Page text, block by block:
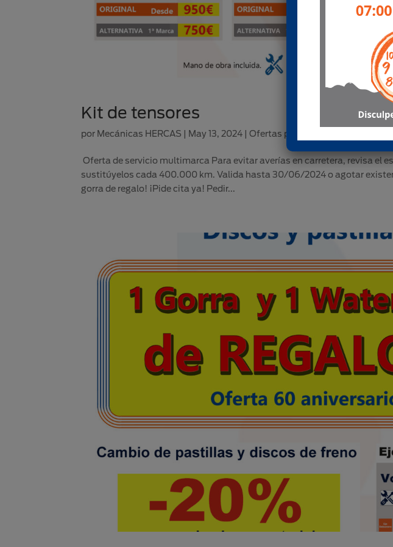
Kit de tensores
por Mecánicas HERCAS May 13, 2024| Ofertas posventa
Oferta de servicio multimarca Para evitar averías en carretera, revisa el
sustitúyelos cada 400.000 km. Valida hasta 30/06/2024 o agotar
gorra de regalo! ¡Pide cita ya! Pedir...